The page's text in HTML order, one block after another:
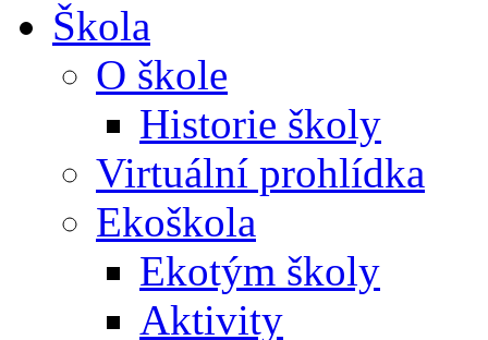
Škola
O škole
Historie školy
Virtuální prohlídka
Ekoškola
Ekotým školy
Aktivity